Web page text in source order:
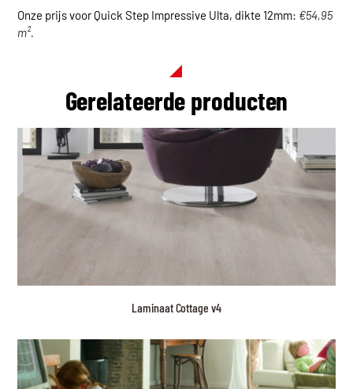
Onze prijs voor Quick Step Impressive Ulta, dikte 12mm: €54,95
m².
Gerelateerde producten
Laminaat Cottage v4